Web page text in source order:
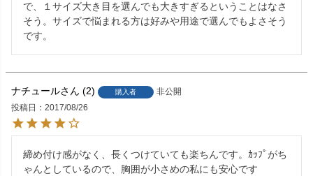
で、１サイズ大き目を選んでも大きすぎるということはなさ
そう。サイズで悩まれる方は好みや用途で選んでもよさそう
です。
ナチュール 2 購入者
非公開
投稿日
2017/08/26
締め付け感がなく、長くつけていても楽ちんです。ｶｯﾌﾟがち
ゃんとしているので、胸囲が小さめの私にも安心です